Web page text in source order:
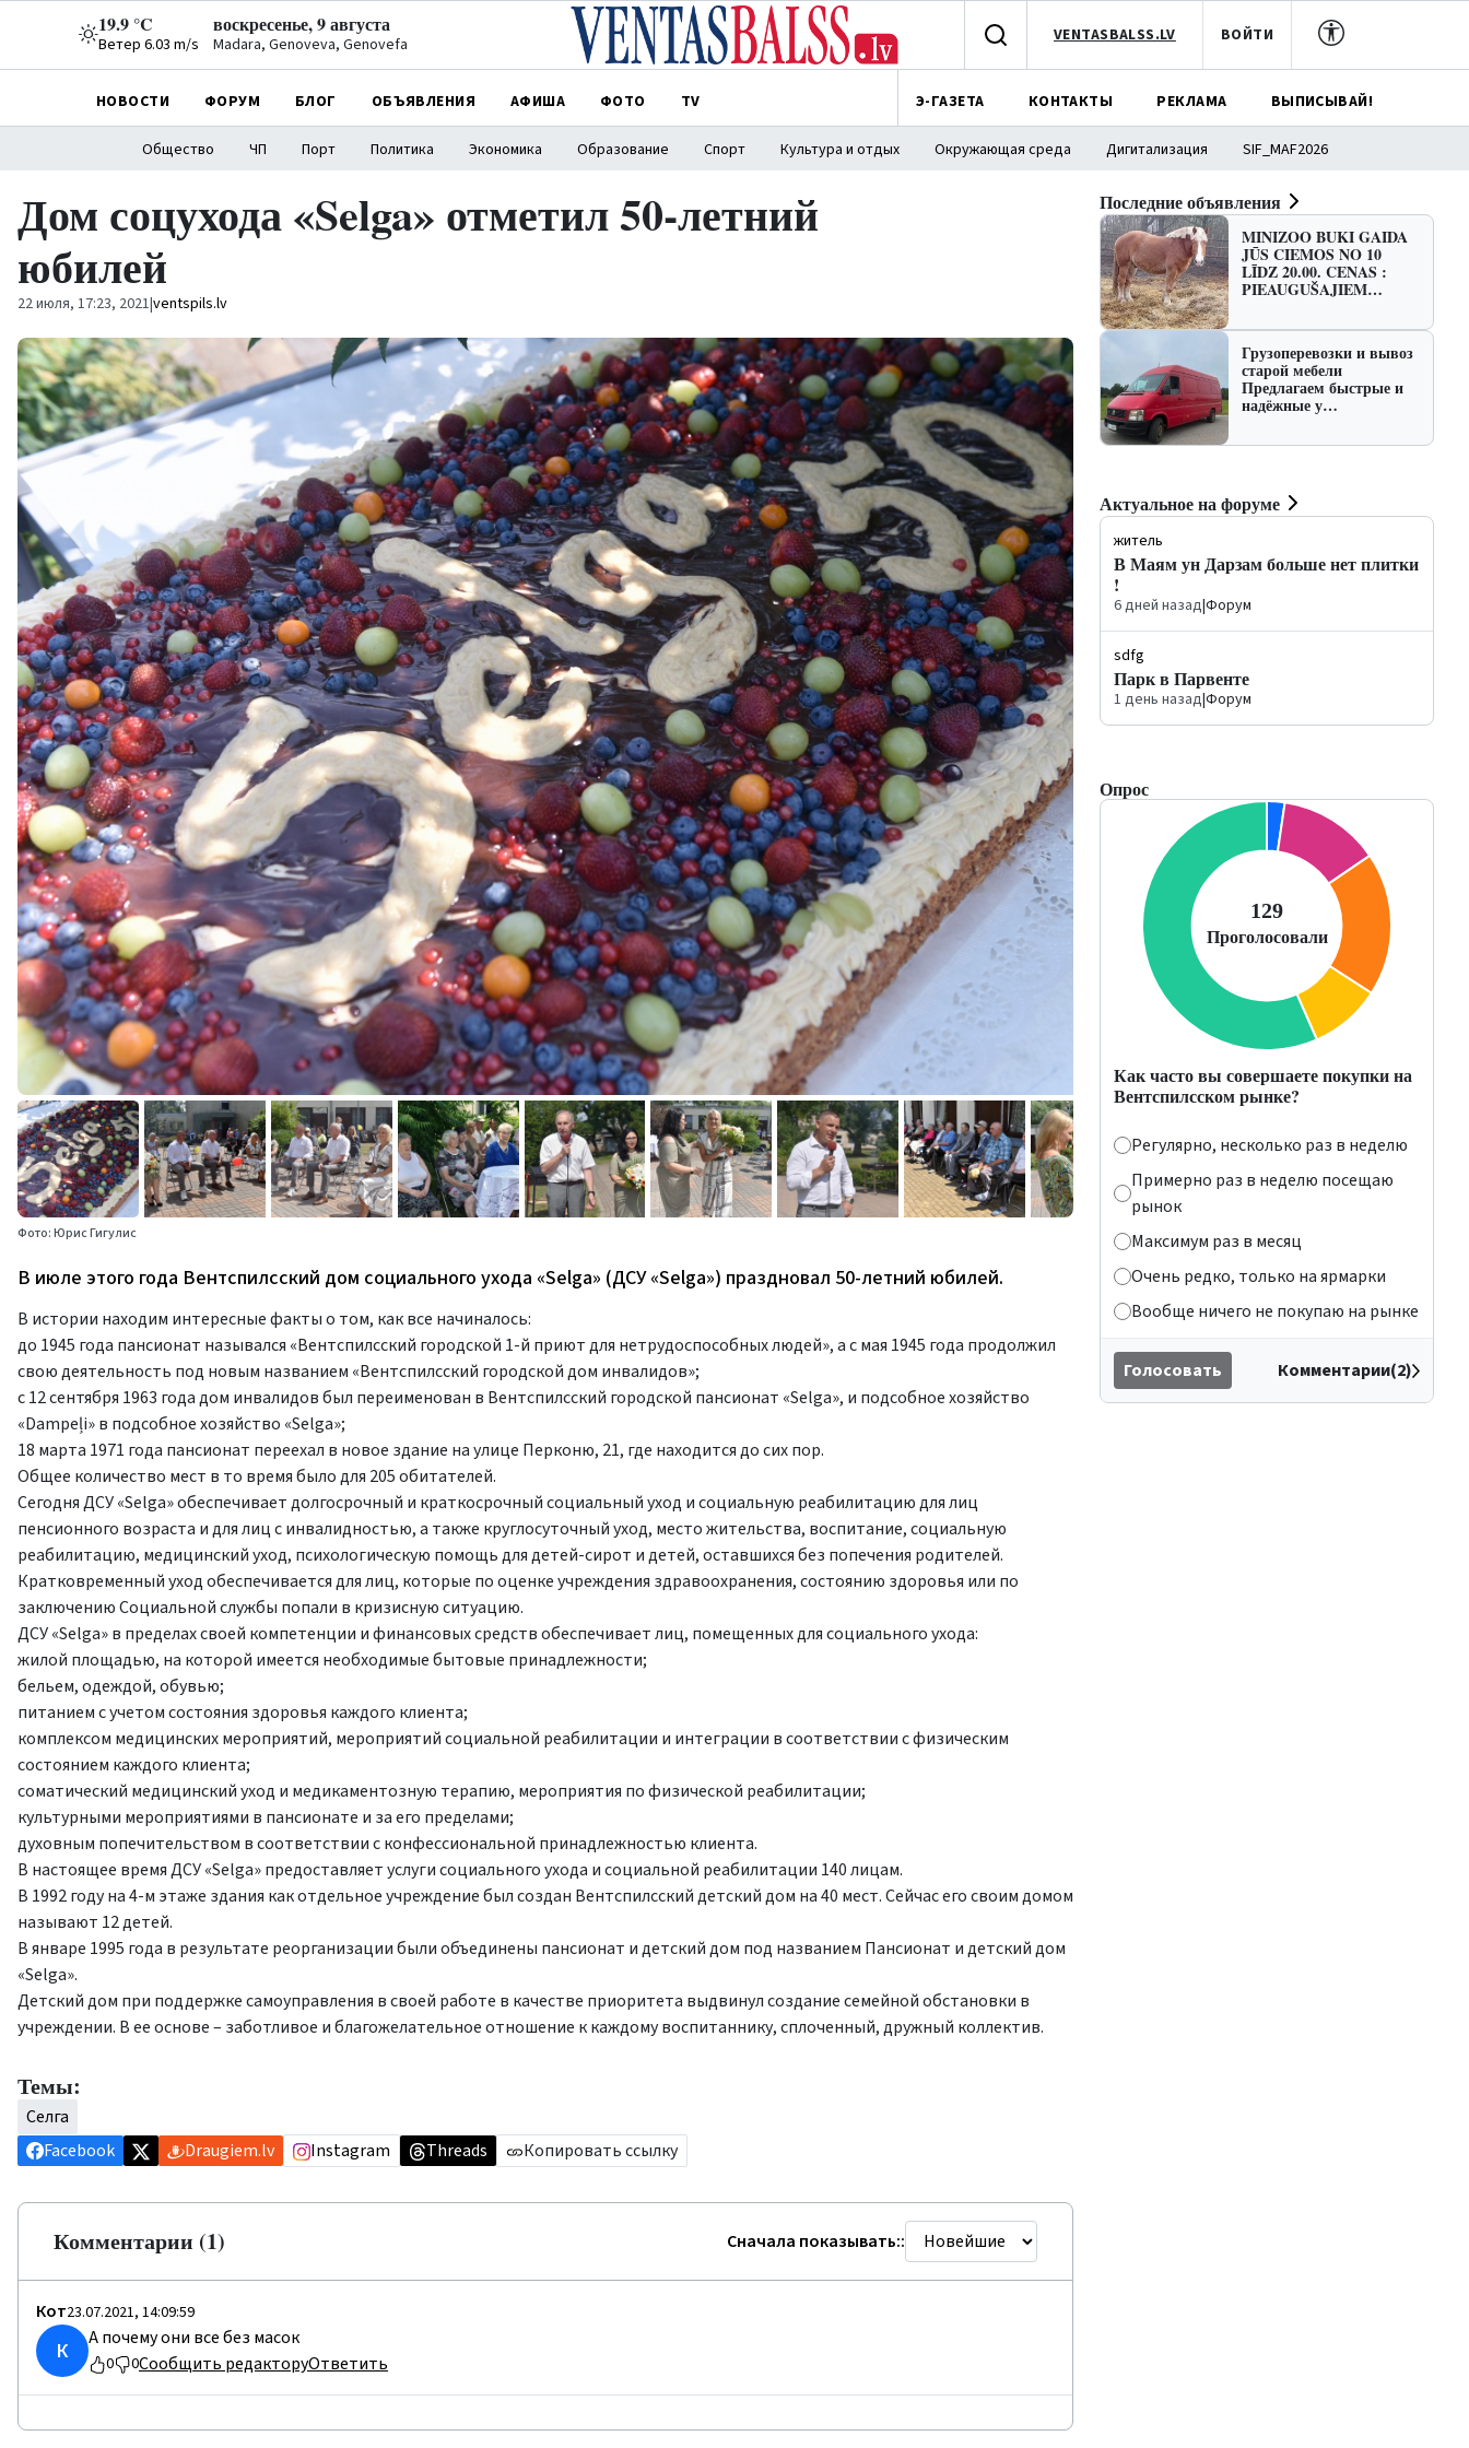
19.9 °C
Ветер 6.03 m/s
воскресенье, 9 августа
Madara, Genoveva, Genovefa VENTASBALSS.LV ВОЙТИ
НОВОСТИ ФОРУМ БЛОГ ОБЪЯВЛЕНИЯ АФИША ФОТО TV Э-ГАЗЕТА КОНТАКТЫ РЕКЛАМА ВЫПИСЫВАЙ!
Общество ЧП Порт Политика Экономика Образование Спорт Культура и отдых Окружающая среда Дигитализация SIF_MAF2026
Дом соцухода «Selga» отметил 50-летний
юбилей
22 июля, 17:23, 2021|ventspils.lv
Фото: Юрис Гигулис
В июле этого года Вентспилсский дом социального ухода «Selga» (ДСУ «Selga») праздновал 50-летний юбилей.
В истории находим интересные факты о том, как все начиналось:
до 1945 года пансионат назывался «Вентспилсский городской 1-й приют для нетрудоспособных людей», а с мая 1945 года продолжил
свою деятельность под новым названием «Вентспилсский городской дом инвалидов»;
с 12 сентября 1963 года дом инвалидов был переименован в Вентспилсский городской пансионат «Selga», и подсобное хозяйство
«Dampeļi» в подсобное хозяйство «Selga»;
18 марта 1971 года пансионат переехал в новое здание на улице Перконю, 21, где находится до сих пор.
Общее количество мест в то время было для 205 обитателей.
Сегодня ДСУ «Selga» обеспечивает долгосрочный и краткосрочный социальный уход и социальную реабилитацию для лиц
пенсионного возраста и для лиц с инвалидностью, а также круглосуточный уход, место жительства, воспитание, социальную
реабилитацию, медицинский уход, психологическую помощь для детей-сирот и детей, оставшихся без попечения родителей.
Кратковременный уход обеспечивается для лиц, которые по оценке учреждения здравоохранения, состоянию здоровья или по
заключению Социальной службы попали в кризисную ситуацию.
ДСУ «Selga» в пределах своей компетенции и финансовых средств обеспечивает лиц, помещенных для социального ухода:
жилой площадью, на которой имеется необходимые бытовые принадлежности;
бельем, одеждой, обувью;
питанием с учетом состояния здоровья каждого клиента;
комплексом медицинских мероприятий, мероприятий социальной реабилитации и интеграции в соответствии с физическим
состоянием каждого клиента;
соматический медицинский уход и медикаментозную терапию, мероприятия по физической реабилитации;
культурными мероприятиями в пансионате и за его пределами;
духовным попечительством в соответствии с конфессиональной принадлежностью клиента.
В настоящее время ДСУ «Selga» предоставляет услуги социального ухода и социальной реабилитации 140 лицам.
В 1992 году на 4-м этаже здания как отдельное учреждение был создан Вентспилсский детский дом на 40 мест. Сейчас его своим домом
называют 12 детей.
В январе 1995 года в результате реорганизации были объединены пансионат и детский дом под названием Пансионат и детский дом
«Selga».
Детский дом при поддержке самоуправления в своей работе в качестве приоритета выдвинул создание семейной обстановки в
учреждении. В ее основе – заботливое и благожелательное отношение к каждому воспитаннику, сплоченный, дружный коллектив.
Темы:
Селга
Facebook
Draugiem.lv Instagram Threads Копировать ссылку
Комментарии (1) Сначала показывать::
Кот23.07.2021, 14:09:59
К А почему они все без масок
0 0Сообщить редакторуОтветить
Последние объявления
MINIZOO BUKI GAIDA
JŪS CIEMOS NO 10
LĪDZ 20.00. CENAS :
PIEAUGUŠAJIEM…
Грузоперевозки и вывоз
старой мебели
Предлагаем быстрые и
надёжные у…
Актуальное на форуме
житель
В Маям ун Дарзам больше нет плитки
!
6 дней назад|Форум
sdfg
Парк в Парвенте
1 день назад|Форум
Опрос
Как часто вы совершаете покупки на
Вентспилсском рынке?
Регулярно, несколько раз в неделю
Примерно раз в неделю посещаю
рынок
Максимум раз в месяц
Очень редко, только на ярмарки
Вообще ничего не покупаю на рынке
Голосовать Комментарии(2)